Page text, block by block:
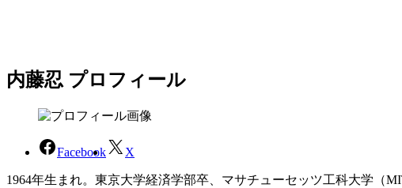
内藤忍 プロフィール
Facebook X
1964年生まれ。東京大学経済学部卒、マサチューセッツ工科大学（